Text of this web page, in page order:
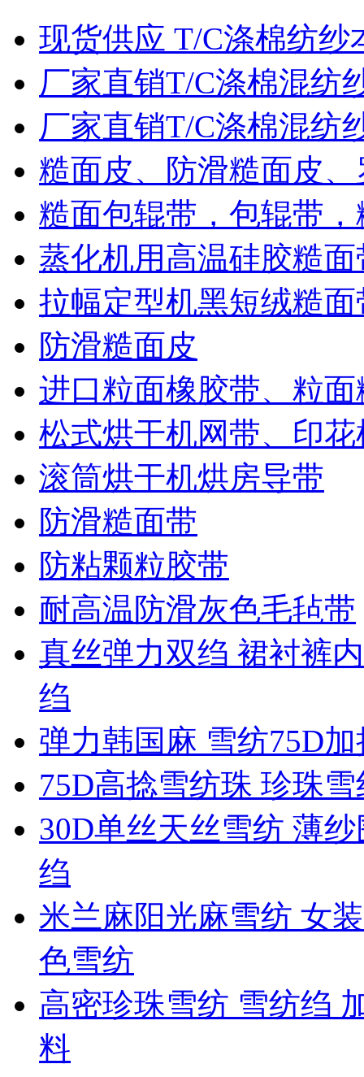
现货供应 T/C涤棉纺纱
厂家直销T/C涤棉混纺
厂家直销T/C涤棉混纺
糙面皮、防滑糙面皮
糙面包辊带，包辊带
蒸化机用高温硅胶糙面
拉幅定型机黑短绒糙面
防滑糙面皮
进口粒面橡胶带、粒
松式烘干机网带、印
滚筒烘干机烘房导带
防滑糙面带
防粘颗粒胶带
耐高温防滑灰色毛毡带
真丝弹力双绉 裙衬裤
绉
弹力韩国麻 雪纺75D
75D高捻雪纺珠 珍珠
30D单丝天丝雪纺 薄
绉
米兰麻阳光麻雪纺 女
色雪纺
高密珍珠雪纺 雪纺绉
料